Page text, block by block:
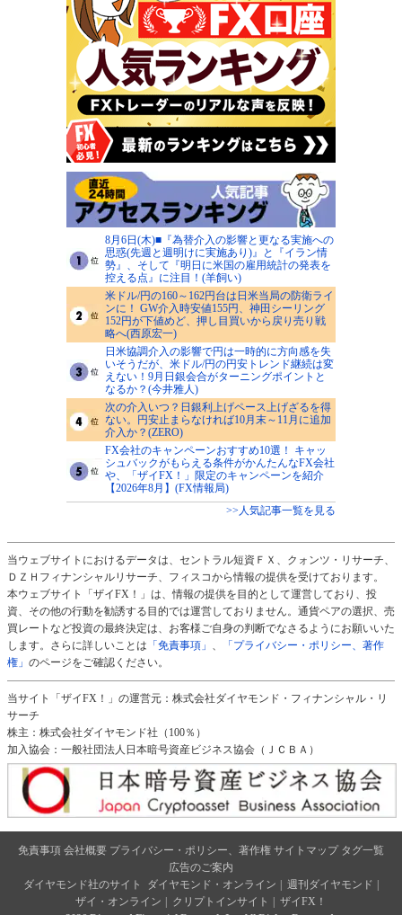
8月6日(木)■『為替介入の影響と更なる実施への
思惑(先週と週明けに実施あり)』と『イラン情
勢』、そして『明日に米国の雇用統計の発表を
控える点』に注目！(羊飼い)
米ドル/円の160～162円台は日米当局の防衛ライ
ンに！ GW介入時安値155円、神田シーリング
152円が下値めど、押し目買いから戻り売り戦
略へ(西原宏一)
日米協調介入の影響で円は一時的に方向感を失
いそうだが、米ドル/円の円安トレンド継続は変
えない！9月日銀会合がターニングポイントと
なるか？(今井雅人)
次の介入いつ？日銀利上げペース上げざるを得
ない。円安止まらなければ10月末～11月に追加
介入か？(ZERO)
FX会社のキャンペーンおすすめ10選！ キャッ
シュバックがもらえる条件がかんたんなFX会社
や、「ザイFX！」限定のキャンペーンを紹介
【2026年8月】(FX情報局)
>>人気記事一覧を見る
当ウェブサイトにおけるデータは、セントラル短資ＦＸ、クォンツ・リサーチ、
ＤＺＨフィナンシャルリサーチ、フィスコから情報の提供を受けております。
本ウェブサイト「ザイFX！」は、情報の提供を目的として運営しており、投
資、その他の行動を勧誘する目的では運営しておりません。通貨ペアの選択、売
買レートなど投資の最終決定は、お客様ご自身の判断でなさるようにお願いいた
します。さらに詳しいことは 「免責事項」 、
「プライバシー・ポリシー、著作
権」 のページをご確認ください。
当サイト「ザイFX！」の運営元：株式会社ダイヤモンド・フィナンシャル・リ
サーチ
株主：株式会社ダイヤモンド社（100％）
加入協会：一般社団法人日本暗号資産ビジネス協会（ＪＣＢＡ）
免責事項 会社概要 プライバシー・ポリシー、著作権 サイトマップ タグ一覧
広告のご案内
ダイヤモンド社のサイト
ダイヤモンド・オンライン 週刊ダイヤモンド
ザイ・オンライン
クリプトインサイト
ザイFX！